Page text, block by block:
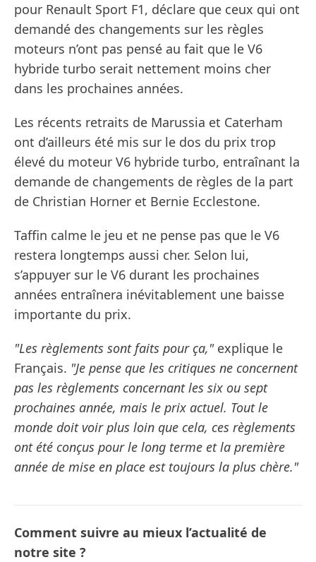
pour Renault Sport F1, déclare que ceux qui ont
demandé des changements sur les règles
moteurs n’ont pas pensé au fait que le V6
hybride turbo serait nettement moins cher
dans les prochaines années.
Les récents retraits de Marussia et Caterham
ont d’ailleurs été mis sur le dos du prix trop
élevé du moteur V6 hybride turbo, entraînant la
demande de changements de règles de la part
de Christian Horner et Bernie Ecclestone.
Taffin calme le jeu et ne pense pas que le V6
restera longtemps aussi cher. Selon lui,
s’appuyer sur le V6 durant les prochaines
années entraînera inévitablement une baisse
importante du prix.
"Les règlements sont faits pour ça,"explique le
Français. "Je pense que les critiques ne concernent
pas les règlements concernant les six ou sept
prochaines année, mais le prix actuel. Tout le
monde doit voir plus loin que cela, ces règlements
ont été conçus pour le long terme et la première
année de mise en place est toujours la plus chère."
Comment suivre au mieux l’actualité de
notre site ?